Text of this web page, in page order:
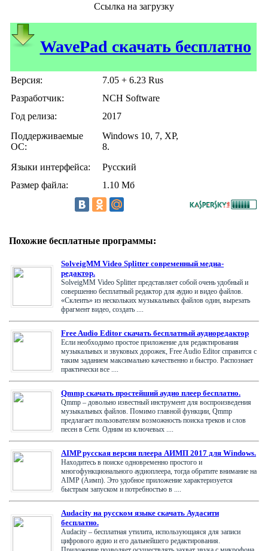
Ссылка на загрузку
WavePad скачать бесплатно
Версия:
7.05 + 6.23 Rus
Разработчик:
NCH Software
Год релиза:
2017
Поддерживаемые
ОС:
Windows 10, 7, XP,
8.
Языки интерфейса:
Русский
Размер файла:
1.10 Мб
Похожие бесплатные программы:
SolveigMM Video Splitter современный медиа-
редактор.
SolveigMM Video Splitter представляет собой очень удобный и
совершенно бесплатный редактор для аудио и видео файлов.
«Склеить» из нескольких музыкальных файлов один, вырезать
фрагмент видео, создать ....
Free Audio Editor скачать бесплатный аудиоредактор
Если необходимо простое приложение для редактирования
музыкальных и звуковых дорожек, Free Audio Editor справится с
таким заданием максимально качественно и быстро. Распознает
практически все ....
Qmmp скачать простейший аудио плеер бесплатно.
Qmmp – довольно известный инструмент для воспроизведения
музыкальных файлов. Помимо главной функции, Qmmp
предлагает пользователям возможность поиска треков и слов
песен в Сети. Одним из ключевых ....
AIMP русская версия плеера АИМП 2017 для Windows.
Находитесь в поиске одновременно простого и
многофункционального аудиоплеера, тогда обратите внимание на
AIMP (Аимп). Это удобное приложение характеризуется
быстрым запуском и потребностью в ....
Audacity на русском языке скачать Аудасити
бесплатно.
Audacity – бесплатная утилита, использующаяся для записи
цифрового аудио и его дальнейшего редактирования.